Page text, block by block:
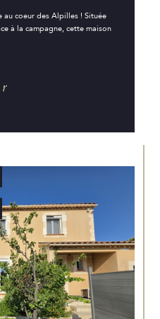
coeur des Alpilles ! Située
à la campagne, cette maison